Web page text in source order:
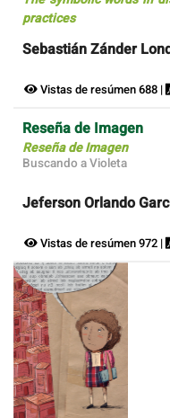
practices
Sebastián Zánder
Vistas de resúmen 688 |
Reseña de Imagen
Reseña de Imagen
Buscando a Violeta
Jeferson Orlando
Vistas de resúmen 972 |